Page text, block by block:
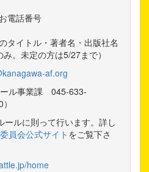
電話番号
タイトル・著者名・出版社名
み。未定の方は5/27まで）
af.org
ール事業課 045-633-
ルに則って行います。詳し
員会公式サイト をご覧下さ
home